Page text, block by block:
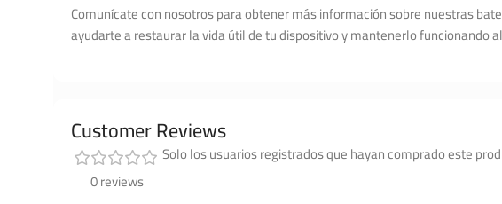
Comunícate con nosotros para obtener más información sobre nuestras
ayudarte a restaurar la vida útil de tu dispositivo y mantenerlo funcionando
Customer Reviews
0 reviews
Solo los usuarios registrados que hayan comprado este